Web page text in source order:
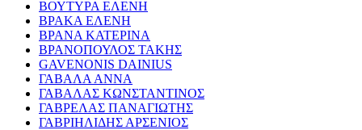
ΒΟΥΤΥΡΑ ΕΛΕΝΗ
ΒΡΑΚΑ ΕΛΕΝΗ
ΒΡΑΝΑ ΚΑΤΕΡΙΝΑ
ΒΡΑΝΟΠΟΥΛΟΣ ΤΑΚΗΣ
GAVENONIS DAINIUS
ΓΑΒΑΛΑ ΑΝΝΑ
ΓΑΒΑΛΑΣ ΚΩΝΣΤΑΝΤΙΝΟΣ
ΓΑΒΡΕΛΑΣ ΠΑΝΑΓΙΩΤΗΣ
ΓΑΒΡΙΗΛΙΔΗΣ ΑΡΣΕΝΙΟΣ